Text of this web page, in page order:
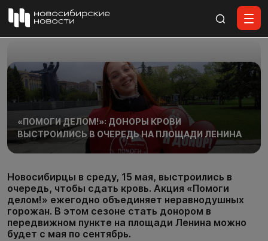
«ПОМОГИ ДЕЛОМ!»: ДОНОРЫ КРОВИ
ВЫСТРОИЛИСЬ В ОЧЕРЕДЬ НА ПЛОЩАДИ ЛЕНИНА
Новосибирцы в среду, 15 мая, выстроились в
очередь, чтобы сдать кровь. Акция «Помоги
делом!» ежегодно объединяет неравнодушных
горожан. В этом сезоне стать донором в
передвижном пункте на площади Ленина можно
будет с мая по сентябрь.